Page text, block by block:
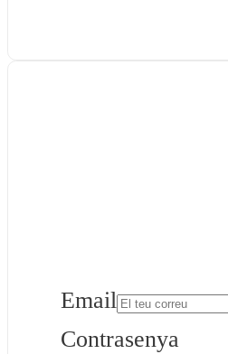
Email
Contrasenya